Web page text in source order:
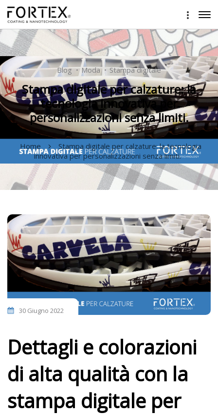
Blog Moda Stampa digitale
Stampa digitale per calzature: la
tecnologia innovativa per
personalizzazioni senza limiti.
Home
Stampa digitale per calzature: la tecnologia
innovativa per personalizzazioni senza limiti.
30 Giugno 2022
Dettagli e colorazioni
di alta qualità con la
stampa digitale per